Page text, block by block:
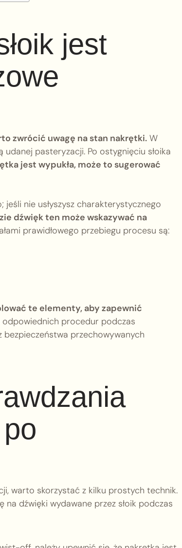
jest
zwrócić uwagę na stan nakrętki. W
pasteryzacji. Po ostygnięciu słoika
jest wypukła, może to sugerować
nie usłyszysz charakterystycznego
dźwięk ten może wskazywać na
prawidłowego przebiegu procesu są:
te elementy, aby zapewnić
odpowiednich procedur podczas
przechowywanych
warto skorzystać z kilku prostych technik.
dźwięki wydawane przez słoik podczas